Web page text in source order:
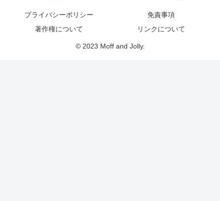
プライバシーポリシー
免責事項
著作権について
リンクについて
© 2023 Moff and Jolly.